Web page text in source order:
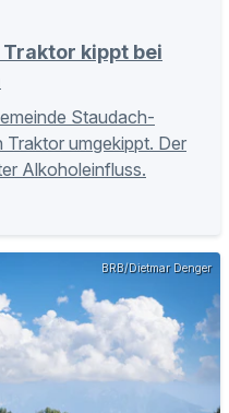
kippt bei
Staudach-
Traktor umgekippt. Der
Alkoholeinfluss.
BRB/Dietmar Denger